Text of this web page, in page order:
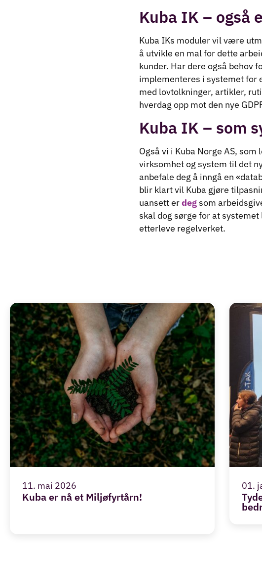
Kuba IK – også
Kuba IKs moduler vil være
å utvikle en mal for dette
kunder. Har dere også behov
implementeres i systemet for
med lovtolkninger, artikler,
hverdag opp mot den nye
Kuba IK – som
Også vi i Kuba Norge AS,
virksomhet og system til det
anbefale deg å inngå en
blir klart vil Kuba gjøre
uansett erdegsom
skal dog sørge for at
etterleve regelverket.
11. mai 2026
Kuba er nå et Miljøfyrtårn!
01.